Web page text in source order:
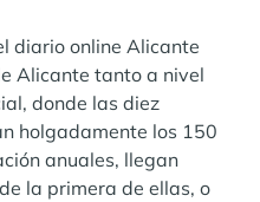
diario online Alicante
Alicante tanto a nivel
donde las diez
holgadamente los 150
anuales, llegan
la primera de ellas, o